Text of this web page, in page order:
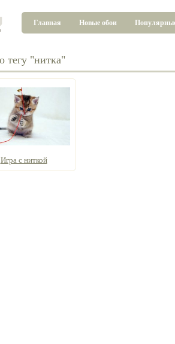
Главная Новые обои
тегу "нитка"
Игра с ниткой